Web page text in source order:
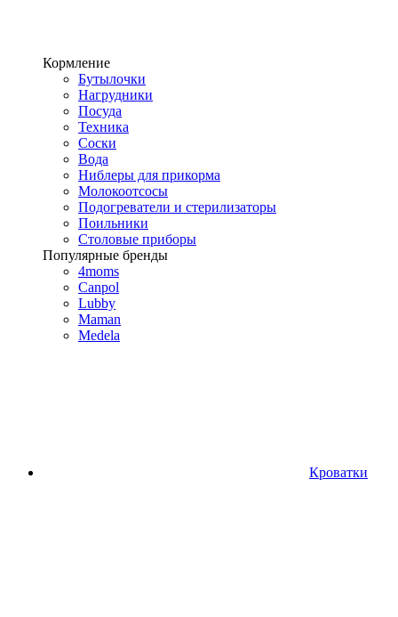
Кормление
Бутылочки
Нагрудники
Посуда
Техника
Соски
Вода
Ниблеры для прикорма
Молокоотсосы
Подогреватели и стерилизаторы
Поильники
Столовые приборы
Популярные бренды
4moms
Canpol
Lubby
Maman
Medela
Кроватки